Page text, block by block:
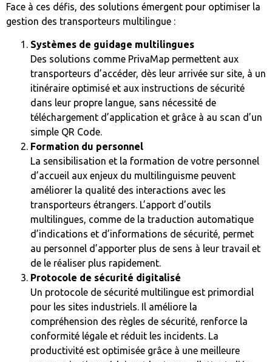
Face à ces défis, des solutions émergent pour optimiser la
gestion des transporteurs multilingue :
Systèmes de guidage multilingues
Des solutions comme PrivaMap permettent aux
transporteurs d’accéder, dès leur arrivée sur site, à un
itinéraire optimisé et aux instructions de sécurité
dans leur propre langue, sans nécessité de
téléchargement d’application et grâce à au scan d’un
simple QR Code.
Formation du personnel
La sensibilisation et la formation de votre personnel
d’accueil aux enjeux du multilinguisme peuvent
améliorer la qualité des interactions avec les
transporteurs étrangers. L’apport d’outils
multilingues, comme de la traduction automatique
d’indications et d’informations de sécurité, permet
au personnel d’apporter plus de sens à leur travail et
de le réaliser plus rapidement.
Protocole de sécurité digitalisé
Un protocole de sécurité multilingue est primordial
pour les sites industriels. Il améliore la
compréhension des règles de sécurité, renforce la
conformité légale et réduit les incidents. La
productivité est optimisée grâce à une meilleure